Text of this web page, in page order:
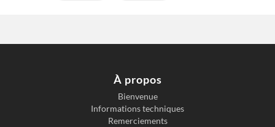
FIGURE
À propos
Bienvenue
Informations techniques
Remerciements